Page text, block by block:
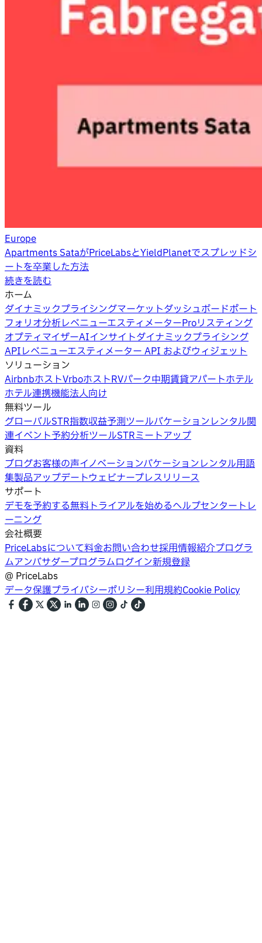
Europe
Apartments SataがPriceLabsとYieldPlanetでスプレッドシ
ートを卒業した方法
続きを読む
ホーム
ダイナミックプライシングマーケットダッシュボードポート
フォリオ分析レベニューエスティメーターProリスティング
オプティマイザーAIインサイトダイナミックプライシング
APIレベニューエスティメーター API およびウィジェット
ソリューション
AirbnbホストVrboホストRVパーク中期賃貸アパートホテル
ホテル連携機能法人向け
無料ツール
グローバルSTR指数収益予測ツールバケーションレンタル関
連イベント予約分析ツールSTRミートアップ
資料
ブログお客様の声イノベーションバケーションレンタル用語
集製品アップデートウェビナープレスリリース
サポート
デモを予約する無料トライアルを始めるヘルプセンタートレ
ーニング
会社概要
PriceLabsについて料金お問い合わせ採用情報紹介プログラ
ムアンバサダープログラムログイン新規登録
@ PriceLabs
データ保護プライバシーポリシー利用規約Cookie Policy